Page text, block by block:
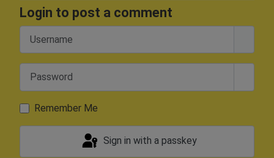
Login to post a comment
Remember Me
Sign in with a passkey